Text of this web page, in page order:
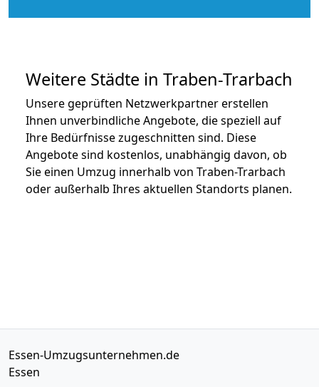
Weitere Städte in Traben-Trarbach
Unsere geprüften Netzwerkpartner erstellen
Ihnen unverbindliche Angebote, die speziell auf
Ihre Bedürfnisse zugeschnitten sind. Diese
Angebote sind kostenlos, unabhängig davon, ob
Sie einen Umzug innerhalb von Traben-Trarbach
oder außerhalb Ihres aktuellen Standorts planen.
Essen-Umzugsunternehmen.de
Essen